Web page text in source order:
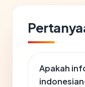
Apakah